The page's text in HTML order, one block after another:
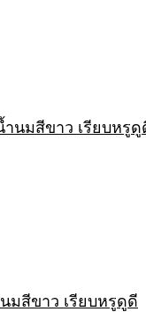
มสีขาว เรียบหรูดูดี